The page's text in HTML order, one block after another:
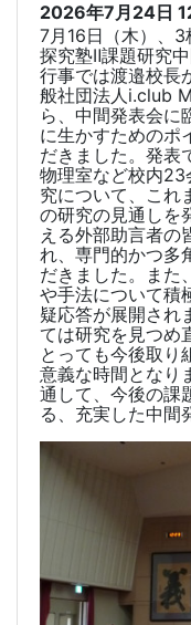
2026年7月24日
7月 16日（木）、 3
探究塾Ⅱ課題研究
行事では渡邉校長
般社団法人i.club
ら、中間発表会に
に生かすためのポ
だきました。 発表
物理室など校内23
究について、これ
の研究の見通しを
える外部助言者の
れ、専門的かつ多
だきました。
また
や手法について積
疑応答が展開され
ては研究を見つめ
とっても今後取り
意義な時間となり
通して、今後の課
る、充実した中間